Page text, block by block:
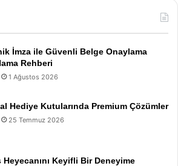
İmza ile Güvenli Belge Onaylama
Rehberi
1 Ağustos 2026
Hediye Kutularında Premium Çözümler
25 Temmuz 2026
Heyecanını Keyifli Bir Deneyime